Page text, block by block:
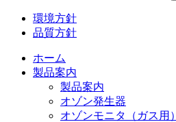
環境方針
品質方針
ホーム
製品案内
製品案内
オゾン発生器
オゾンモニタ（ガス用）